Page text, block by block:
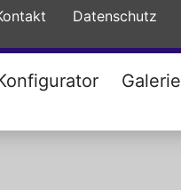
Galerie
Datenschutz